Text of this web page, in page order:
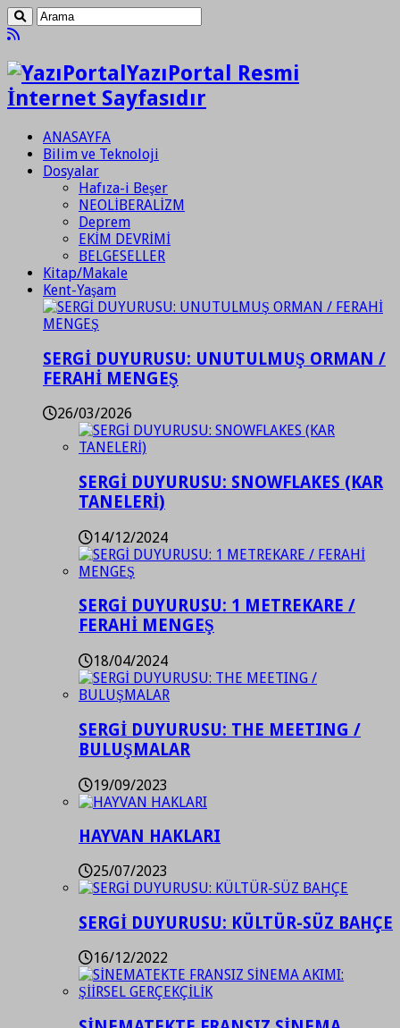
YazıPortal Resmi
İnternet Sayfasıdır
ANASAYFA
Bilim ve Teknoloji
Dosyalar
Hafıza-i Beşer
NEOLİBERALİZM
Deprem
EKİM DEVRİMİ
BELGESELLER
Kitap/Makale
Kent-Yaşam
SERGİ DUYURUSU: UNUTULMUŞ ORMAN /
FERAHİ MENGEŞ
26/03/2026
SERGİ DUYURUSU: SNOWFLAKES (KAR
TANELERİ)
14/12/2024
SERGİ DUYURUSU: 1 METREKARE /
FERAHİ MENGEŞ
18/04/2024
SERGİ DUYURUSU: THE MEETING /
BULUŞMALAR
19/09/2023
HAYVAN HAKLARI
25/07/2023
SERGİ DUYURUSU: KÜLTÜR-SÜZ BAHÇE
16/12/2022